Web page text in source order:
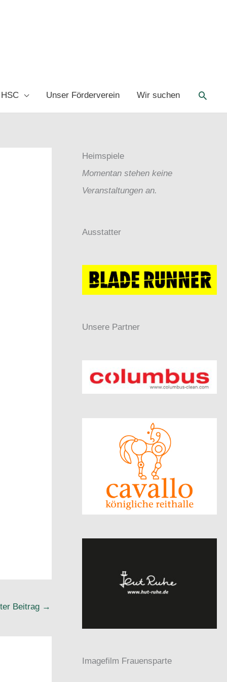
Unser Förderverein Wir suchen
Beitrag →
Heimspiele
Momentan stehen keine
Veranstaltungen an.
Ausstatter
Unsere Partner
Imagefilm Frauensparte